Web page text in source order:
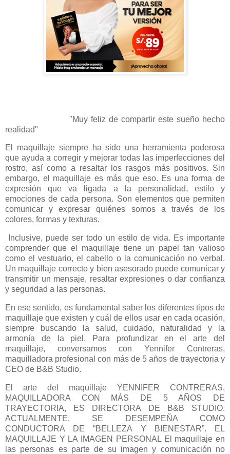
"Muy feliz de compartir este sueño hecho
realidad"
El maquillaje siempre ha sido una herramienta poderosa
que ayuda a corregir y mejorar todas las imperfecciones del
rostro, así como a resaltar los rasgos más positivos. Sin
embargo, el maquillaje es más que eso. Es una forma de
expresión que va ligada a la personalidad, estilo y
emociones de cada persona. Son elementos que permiten
comunicar y expresar quiénes somos a través de los
colores, formas y texturas.
Inclusive, puede ser todo un estilo de vida. Es importante
comprender que el maquillaje tiene un papel tan valioso
como el vestuario, el cabello o la comunicación no verbal.
Un maquillaje correcto y bien asesorado puede comunicar y
transmitir un mensaje, resaltar expresiones o dar confianza
y seguridad a las personas.
En ese sentido, es fundamental saber los diferentes tipos de
maquillaje que existen y cuál de ellos usar en cada ocasión,
siempre buscando la salud, cuidado, naturalidad y la
armonía de la piel. Para profundizar en el arte del
maquillaje, conversamos con Yennifer Contreras,
maquilladora profesional con más de 5 años de trayectoria y
CEO de B&B Studio.
El arte del maquillaje YENNIFER CONTRERAS,
MAQUILLADORA CON MÁS DE 5 AÑOS DE
TRAYECTORIA, ES DIRECTORA DE B&B STUDIO.
ACTUALMENTE, SE DESEMPEÑA COMO
CONDUCTORA DE “BELLEZA Y BIENESTAR”. EL
MAQUILLAJE Y LA IMAGEN PERSONAL El maquillaje en
las personas es parte de su imagen y comunicación no